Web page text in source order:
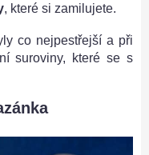
, které si zamilujete.
co nejpestřejší a při
suroviny, které se s